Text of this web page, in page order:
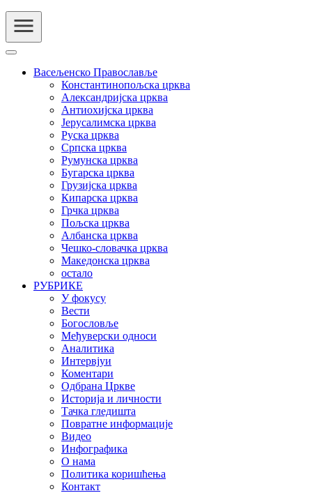
Васељенско Православље
Константинопољска црква
Александријска црква
Антиохијска црква
Јерусалимска црква
Руска црква
Српска црква
Румунска црква
Бугарска црква
Грузијска црква
Кипарска црква
Грчка црква
Пољска црква
Албанска црква
Чешко-словачка црква
Македонска црква
остало
РУБРИКЕ
У фокусу
Вести
Богословље
Међуверски односи
Аналитика
Интервјуи
Коментари
Одбрана Цркве
Историја и личности
Тачка гледишта
Повратне информације
Видео
Инфографика
О нама
Политика коришћења
Контакт